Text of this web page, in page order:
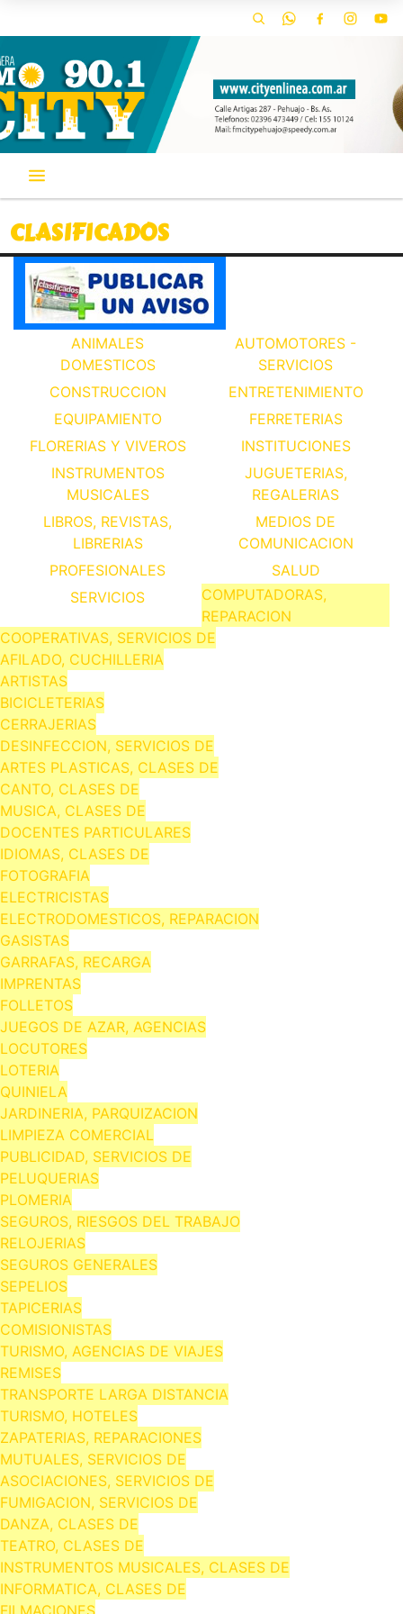
CLASIFICADOS
ANIMALES
DOMESTICOS
AUTOMOTORES -
SERVICIOS
CONSTRUCCION
ENTRETENIMIENTO
EQUIPAMIENTO
FERRETERIAS
FLORERIAS Y VIVEROS
INSTITUCIONES
INSTRUMENTOS
MUSICALES
JUGUETERIAS,
REGALERIAS
LIBROS, REVISTAS,
LIBRERIAS
MEDIOS DE
COMUNICACION
PROFESIONALES
SALUD
SERVICIOS
COMPUTADORAS,
REPARACION
COOPERATIVAS, SERVICIOS DE
AFILADO, CUCHILLERIA
ARTISTAS
BICICLETERIAS
CERRAJERIAS
DESINFECCION, SERVICIOS DE
ARTES PLASTICAS, CLASES DE
CANTO, CLASES DE
MUSICA, CLASES DE
DOCENTES PARTICULARES
IDIOMAS, CLASES DE
FOTOGRAFIA
ELECTRICISTAS
ELECTRODOMESTICOS, REPARACION
GASISTAS
GARRAFAS, RECARGA
IMPRENTAS
FOLLETOS
JUEGOS DE AZAR, AGENCIAS
LOCUTORES
LOTERIA
QUINIELA
JARDINERIA, PARQUIZACION
LIMPIEZA COMERCIAL
PUBLICIDAD, SERVICIOS DE
PELUQUERIAS
PLOMERIA
SEGUROS, RIESGOS DEL TRABAJO
RELOJERIAS
SEGUROS GENERALES
SEPELIOS
TAPICERIAS
COMISIONISTAS
TURISMO, AGENCIAS DE VIAJES
REMISES
TRANSPORTE LARGA DISTANCIA
TURISMO, HOTELES
ZAPATERIAS, REPARACIONES
MUTUALES, SERVICIOS DE
ASOCIACIONES, SERVICIOS DE
FUMIGACION, SERVICIOS DE
DANZA, CLASES DE
TEATRO, CLASES DE
INSTRUMENTOS MUSICALES, CLASES DE
INFORMATICA, CLASES DE
FILMACIONES